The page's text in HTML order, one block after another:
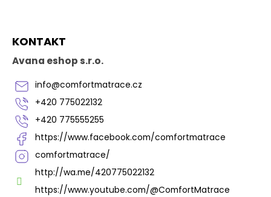
KONTAKT
Avana eshop s.r.o.
info@comfortmatrace.cz
+420 775022132
+420 775555255
https://www.facebook.com/comfortmatrace
comfortmatrace/
http://wa.me/420775022132
https://www.youtube.com/@ComfortMatrace